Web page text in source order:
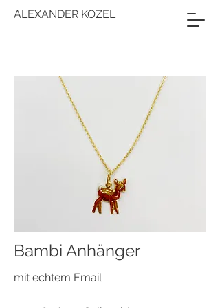
ALEXANDER KOZEL
Bambi Anhänger
mit echtem Email